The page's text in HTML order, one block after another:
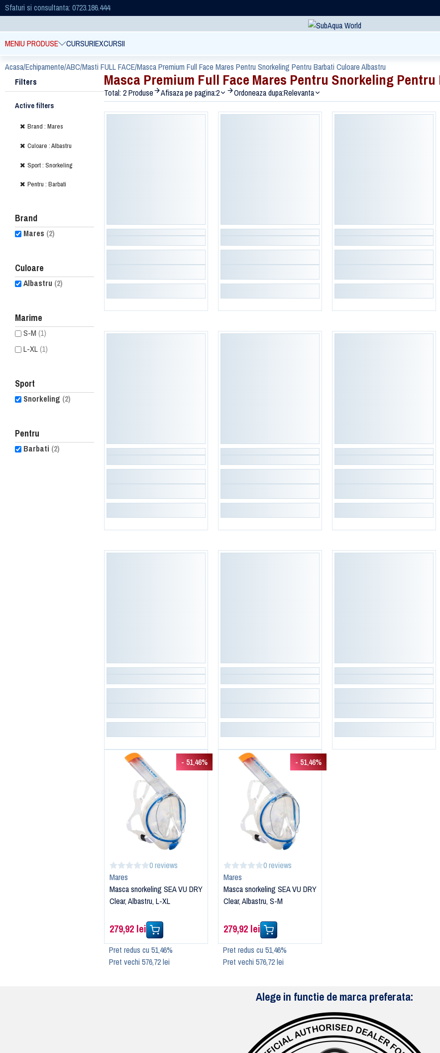
Sfaturi si consultanta: 0723.186.444
MENIU PRODUSE CURSURIEXCURSII
Acasa/Echipamente/ABC/Masti FULL FACE/Masca Premium Full Face Mares Pentru Snorkeling Pentru Barbati Culoare Albastru
Filters
Active filters
Brand : Mares
Culoare : Albastru
Sport : Snorkeling
Pentru : Barbati
Brand
Mares (2)
Culoare
Albastru (2)
Marime
S-M (1)
L-XL(1)
Sport
Snorkeling (2)
Pentru
Barbati (2)
Masca Premium Full Face Mares Pentru Snorkeling
Total: 2 Produse Afisaza pe pagina:2 Ordoneaza dupa:Relevanta
- 51,46%
0 reviews
Mares
Masca snorkeling SEA VU DRY
Clear, Albastru, L-XL
279,92 lei
Pret redus cu 51,46%
Pret vechi 576,72 lei
- 51,46%
0 reviews
Mares
Masca snorkeling SEA VU DRY
Clear, Albastru, S-M
279,92 lei
Pret redus cu 51,46%
Pret vechi 576,72 lei
Alege in functie de marca preferata: